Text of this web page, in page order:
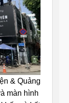
& Quảng
màn hình